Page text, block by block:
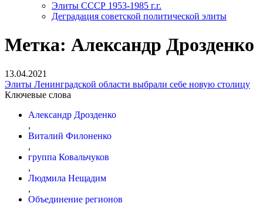
Элиты СССР 1953-1985 г.г.
Деградация советской политической элиты
Метка: Александр Дрозденко
13.04.2021
Элиты Ленинградской области выбрали себе новую столицу
Ключевые слова
Александр Дрозденко
,
Виталий Филоненко
,
группа Ковальчуков
,
Людмила Нещадим
,
Объединение регионов